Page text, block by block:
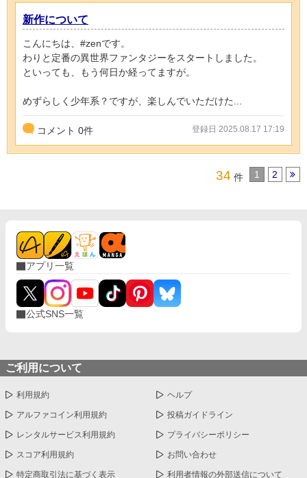
新作について
こんにちは、#zenです。
わりと定番の異世界ファンタジーをスタートしました。
といっても、もう何日か経ってますが。
めずらしく少年系？ですが、楽しんでいただけた...
コメント 0件 登録日 2025.08.17 17:19
34 件 1 2
アプリ一覧
公式SNS一覧
ご利用について
利用規約 ヘルプ
アルファコイン利用規約 投稿ガイドライン
レンタルサービス利用規約 プライバシーポリシー
スコア利用規約 お問い合わせ
特定商取引法に基づく表示 利用者情報の外部送信について